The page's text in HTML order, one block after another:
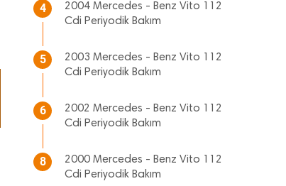
4
2004 Mercedes - Benz Vito 112
Cdi Periyodik Bakım
5
2003 Mercedes - Benz Vito 112
Cdi Periyodik Bakım
6
2002 Mercedes - Benz Vito 112
Cdi Periyodik Bakım
8
2000 Mercedes - Benz Vito 112
Cdi Periyodik Bakım